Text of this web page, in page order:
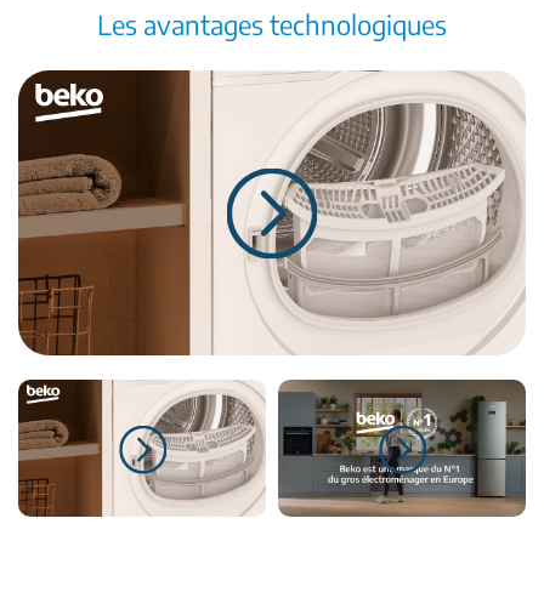
Les avantages technologiques